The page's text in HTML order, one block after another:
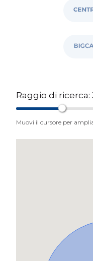
Raggio di ricerca:
Muovi il cursore per